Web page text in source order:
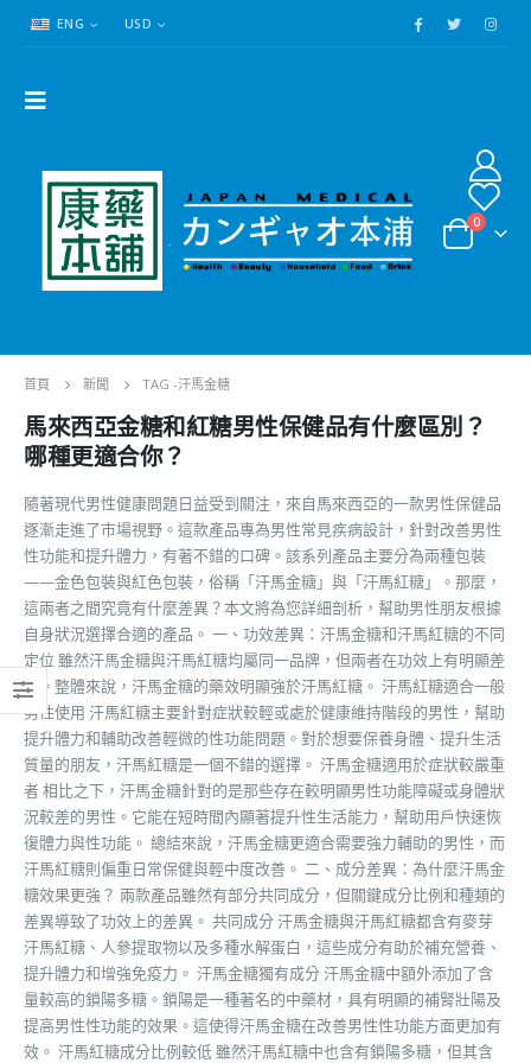
ENG USD
0
首頁 新聞 TAG -汗馬金糖
馬來西亞金糖和紅糖男性保健品有什麼區別？
哪種更適合你？
隨著現代男性健康問題日益受到關注，來自馬來西亞的一款男性保健品
逐漸走進了市場視野。這款產品專為男性常見疾病設計，針對改善男性
性功能和提升體力，有著不錯的口碑。該系列產品主要分為兩種包裝
——金色包裝與紅色包裝，俗稱「汗馬金糖」與「汗馬紅糖」。那麼，
這兩者之間究竟有什麼差異？本文將為您詳細剖析，幫助男性朋友根據
自身狀況選擇合適的產品。 一、功效差異：汗馬金糖和汗馬紅糖的不同
定位 雖然汗馬金糖與汗馬紅糖均屬同一品牌，但兩者在功效上有明顯差
異。整體來說，汗馬金糖的藥效明顯強於汗馬紅糖。 汗馬紅糖適合一般
男性使用 汗馬紅糖主要針對症狀較輕或處於健康維持階段的男性，幫助
提升體力和輔助改善輕微的性功能問題。對於想要保養身體、提升生活
質量的朋友，汗馬紅糖是一個不錯的選擇。 汗馬金糖適用於症狀較嚴重
者 相比之下，汗馬金糖針對的是那些存在較明顯男性功能障礙或身體狀
況較差的男性。它能在短時間內顯著提升性生活能力，幫助用戶快速恢
復體力與性功能。 總結來說，汗馬金糖更適合需要強力輔助的男性，而
汗馬紅糖則偏重日常保健與輕中度改善。 二、成分差異：為什麼汗馬金
糖效果更強？ 兩款產品雖然有部分共同成分，但關鍵成分比例和種類的
差異導致了功效上的差異。 共同成分 汗馬金糖與汗馬紅糖都含有麥芽
汗馬紅糖、人參提取物以及多種水解蛋白，這些成分有助於補充營養、
提升體力和增強免疫力。 汗馬金糖獨有成分 汗馬金糖中額外添加了含
量較高的鎖陽多糖。鎖陽是一種著名的中藥材，具有明顯的補腎壯陽及
提高男性性功能的效果。這使得汗馬金糖在改善男性性功能方面更加有
效。 汗馬紅糖成分比例較低 雖然汗馬紅糖中也含有鎖陽多糖，但其含